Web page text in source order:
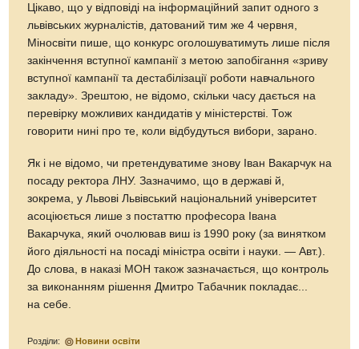
Цікаво, що у відповіді на інформаційний запит одного з
львівських журналістів, датований тим же 4 червня,
Міносвіти пише, що конкурс оголошуватимуть лише після
закінчення вступної кампанії з метою запобігання «зриву
вступної кампанії та дестабілізації роботи навчального
закладу». Зрештою, не відомо, скільки часу дається на
перевірку можливих кандидатів у міністерстві. Тож
говорити нині про те, коли відбудуться вибори, зарано.
Як і не відомо, чи претендуватиме знову Іван Вакарчук на
посаду ректора ЛНУ. Зазначимо, що в державі й,
зокрема, у Львові Львівський національний університет
асоціюється лише з постаттю професора Івана
Вакарчука, який очолював виш iз 1990 року (за винятком
його діяльності на посаді міністра освіти і науки. — Авт.).
До слова, в наказі МОН також зазначається, що контроль
за виконанням рішення Дмитро Табачник покладає...
на себе.
Розділи: Новини освіти